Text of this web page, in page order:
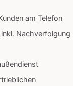
am Telefon
Nachverfolgung